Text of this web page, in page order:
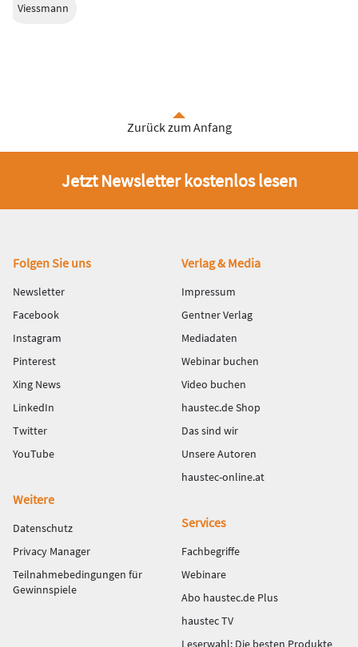
Viessmann
Zurück zum Anfang
Jetzt Newsletter kostenlos lesen
Fußbereich
Folgen Sie uns
Newsletter
Facebook
Instagram
Pinterest
Xing News
LinkedIn
Twitter
YouTube
Verlag & Media
Impressum
Gentner Verlag
Mediadaten
Webinar buchen
Video buchen
haustec.de Shop
Das sind wir
Unsere Autoren
haustec-online.at
Weitere
Datenschutz
Privacy Manager
Teilnahmebedingungen für
Gewinnspiele
Services
Fachbegriffe
Webinare
Abo haustec.de Plus
haustec TV